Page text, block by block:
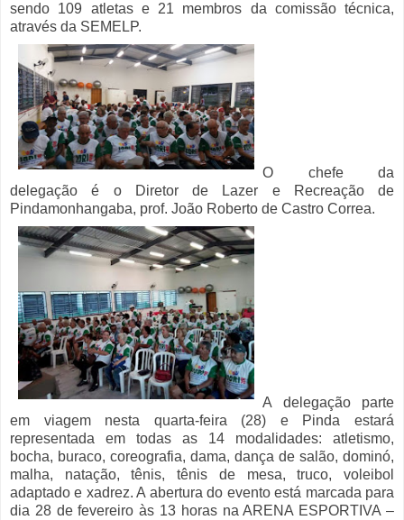
sendo 109 atletas e 21 membros da comissão técnica,
através da SEMELP.
O chefe da
delegação é o Diretor de Lazer e Recreação de
Pindamonhangaba, prof. João Roberto de Castro Correa.
A delegação parte
em viagem nesta quarta-feira (28) e Pinda estará
representada em todas as 14 modalidades: atletismo,
bocha, buraco, coreografia, dama, dança de salão, dominó,
malha, natação, tênis, tênis de mesa, truco, voleibol
adaptado e xadrez. A abertura do evento está marcada para
dia 28 de fevereiro às 13 horas na ARENA ESPORTIVA –